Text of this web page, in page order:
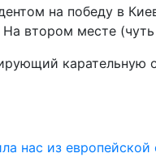
на победу в
втором месте
карательную
нас из